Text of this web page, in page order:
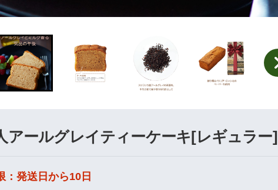
アールグレイティーケーキ[レギュラー]
：発送日から10日